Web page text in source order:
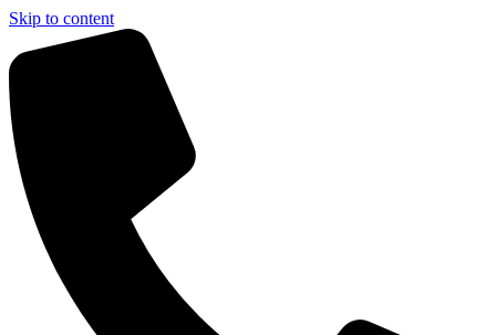
Skip to content